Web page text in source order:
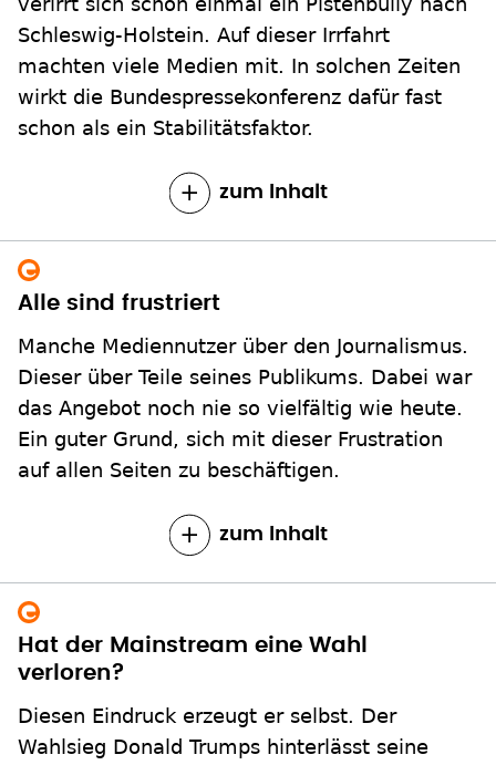
Schleswig-Holstein. Auf dieser Irrfahrt
machten viele Medien mit. In solchen Zeiten
wirkt die Bundespressekonferenz dafür fast
schon als ein Stabilitätsfaktor.
zum Inhalt
Alle sind frustriert
Manche Mediennutzer über den Journalismus.
Dieser über Teile seines Publikums. Dabei war
das Angebot noch nie so vielfältig wie heute.
Ein guter Grund, sich mit dieser Frustration
auf allen Seiten zu beschäftigen.
zum Inhalt
Hat der Mainstream eine Wahl
verloren?
Diesen Eindruck erzeugt er selbst. Der
Wahlsieg Donald Trumps hinterlässt seine